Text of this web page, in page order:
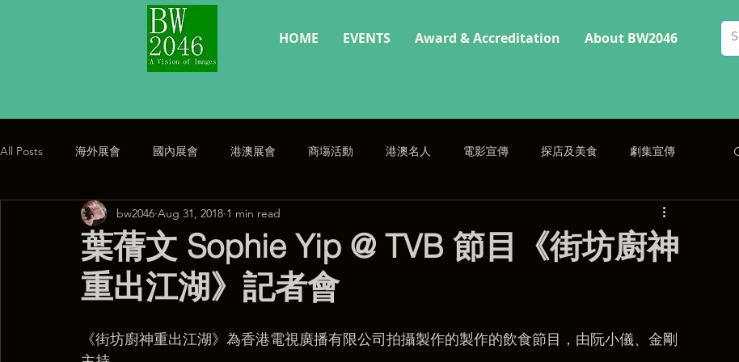
HOME EVENTS Award & Accreditation About BW2046
All Posts 海外展會 國內展會 港澳展會 商塲活動 港澳名人 電影宣傳 探店及美食 劇集宣傳
公告
葉蒨文 Sophie Yip @ TVB 節目《街坊廚神
重出江湖》記者會
bw2046 Aug 31, 2018 1 min read
《街坊廚神重出江湖》為香港電視廣播有限公司拍攝製作的製作的飲食節目，由阮小儀、金剛